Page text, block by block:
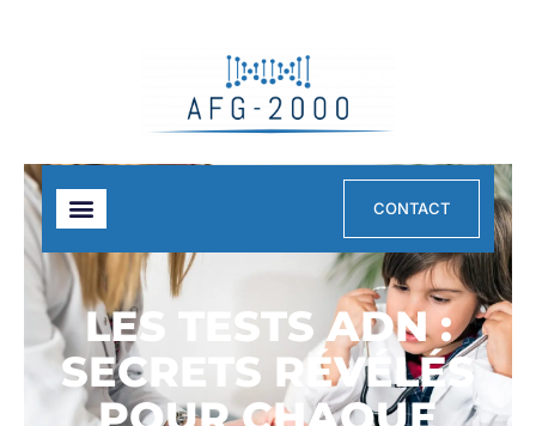
CONTACT
LES TESTS ADN :
SECRETS RÉVÉLÉS